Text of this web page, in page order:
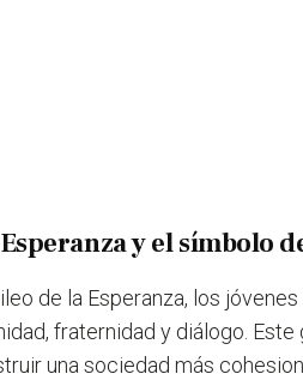
y el símbolo
de la Esperanza, los
fraternidad y diálogo.
una sociedad más